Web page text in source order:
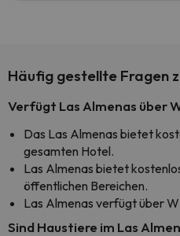
Häufig gestellte Fragen
Verfügt Las Almenas über
Das Las Almenas bietet
gesamten Hotel.
Las Almenas bietet
öffentlichen Bereichen.
Las Almenas verfügt über
Sind Haustiere im Las